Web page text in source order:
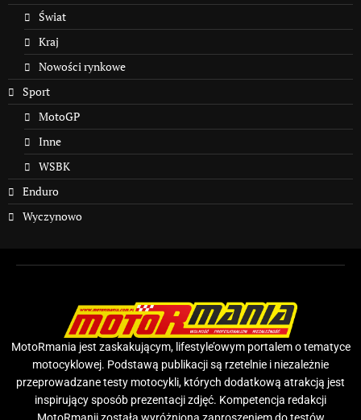
Świat
Kraj
Nowości rynkowe
Sport
MotoGP
Inne
WSBK
Enduro
Wyczynowo
MotoRmania jest zaskakującym, lifestyle’owym portalem o tematyce
motocyklowej. Podstawą publikacji są rzetelnie i niezależnie
przeprowadzane testy motocykli, których dodatkową atrakcją jest
inspirujący sposób prezentacji zdjęć. Kompetencja redakcji
MotoRmanii została wyróżniona zaproszeniem do testów